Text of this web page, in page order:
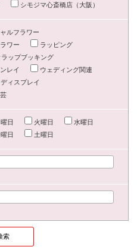
シモジマ心斎橋店（大阪）
ルフラワー
ワー
ラッピング
ラップブッキング
レイ
ウェディング関連
ディスプレイ
曜日 火曜日
水曜日
日 土曜日